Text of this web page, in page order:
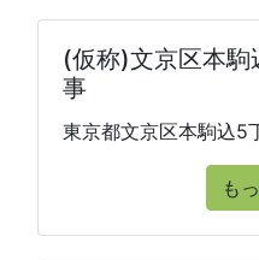
(仮称)文京区本
事
東京都文京区本駒込5
も